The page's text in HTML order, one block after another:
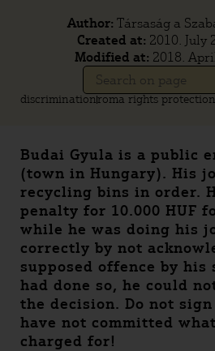
Author: Társaság a
Created at: 2010. July
Modified at: 2018.
discriminationroma rights protection
Budai Gyula is a public
(town in Hungary). His
recycling bins in order.
penalty for 10.000 HUF
while he was doing his
correctly by not
supposed offence by
had done so, he could
the decision. Do not
have not committed
charged for!